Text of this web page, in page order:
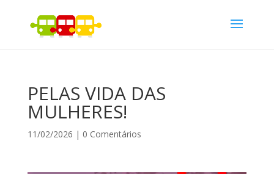
PELAS VIDA DAS
MULHERES!
11/02/2026 | 0 Comentários